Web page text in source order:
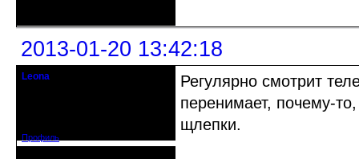
2013-01-20 13:42:18
Leona
Профиль
Регулярно смотрит
перенимает, почему-
щлепки.